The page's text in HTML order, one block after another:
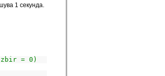
1 секунда.
= 0)